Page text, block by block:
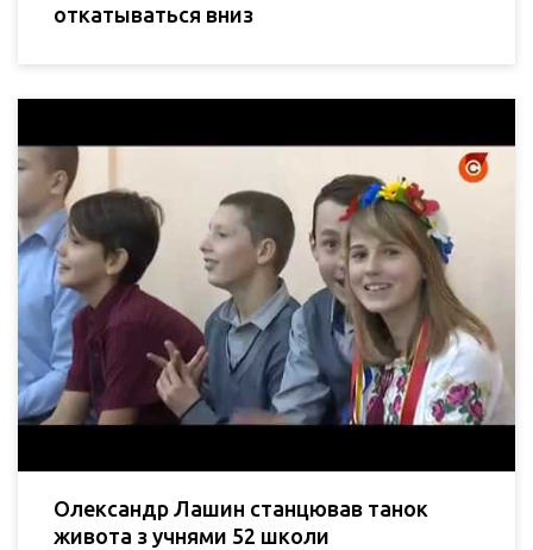
откатываться вниз
Олександр Лашин станцював танок
живота з учнями 52 школи